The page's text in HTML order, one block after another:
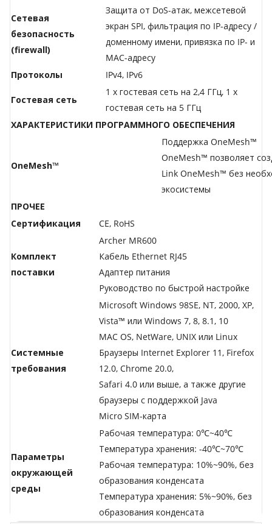
Сетевая
безопасность
(firewall)
Защита от DoS-атак, межсетевой
экран SPI, фильтрация по IP-адресу /
доменному имени, привязка по IP- и
MAC-адресу
Протоколы
IPv4, IPv6
Гостевая сеть
1 х гостевая сеть на 2,4 ГГц, 1 х
гостевая сеть на 5 ГГц
ХАРАКТЕРИСТИКИ ПРОГРАММНОГО ОБЕСПЕЧЕНИЯ
OneMesh™
Поддержка OneMesh™
OneMesh™ позволяет
Link OneMesh™ без
экосистемы
ПРОЧЕЕ
Сертификация
CE, RoHS
Комплект
поставки
Archer MR600
Кабель Ethernet RJ45
Адаптер питания
Руководство по быстрой настройке
Системные
требования
Microsoft Windows 98SE, NT, 2000, XP,
Vista™ или Windows 7, 8, 8.1, 10
MAC OS, NetWare, UNIX или Linux
Браузеры Internet Explorer 11, Firefox
12.0, Chrome 20.0,
Safari 4.0 или выше, а также другие
браузеры с поддержкой Java
Micro SIM-карта
Параметры
окружающей
среды
Рабочая температура: 0℃~40℃
Температура хранения: -40℃~70℃
Рабочая температура: 10%~90%, без
образования конденсата
Температура хранения: 5%~90%, без
образования конденсата